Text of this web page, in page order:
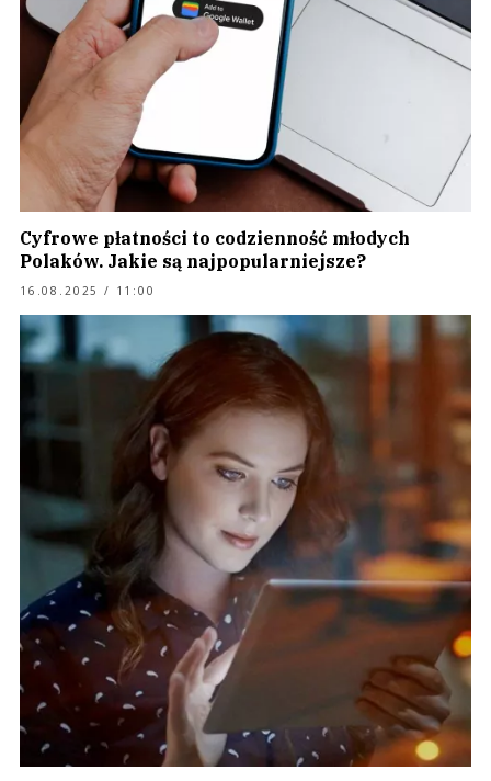
Cyfrowe płatności to codzienność młodych
Polaków. Jakie są najpopularniejsze?
16.08.2025 / 11:00